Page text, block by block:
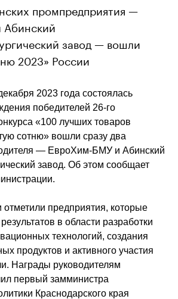
промпредприятия —
завод — вошли
2023» России
2023 года состоялась
победителей 26-го
«100 лучших товаров
сотню» вошли сразу два
— ЕвроХим-БМУ и Абинский
завод. Об этом сообщает
предприятия, которые
в области разработки
технологий, создания
продуктов и активного участия
Награды руководителям
первый замминистра
Краснодарского края